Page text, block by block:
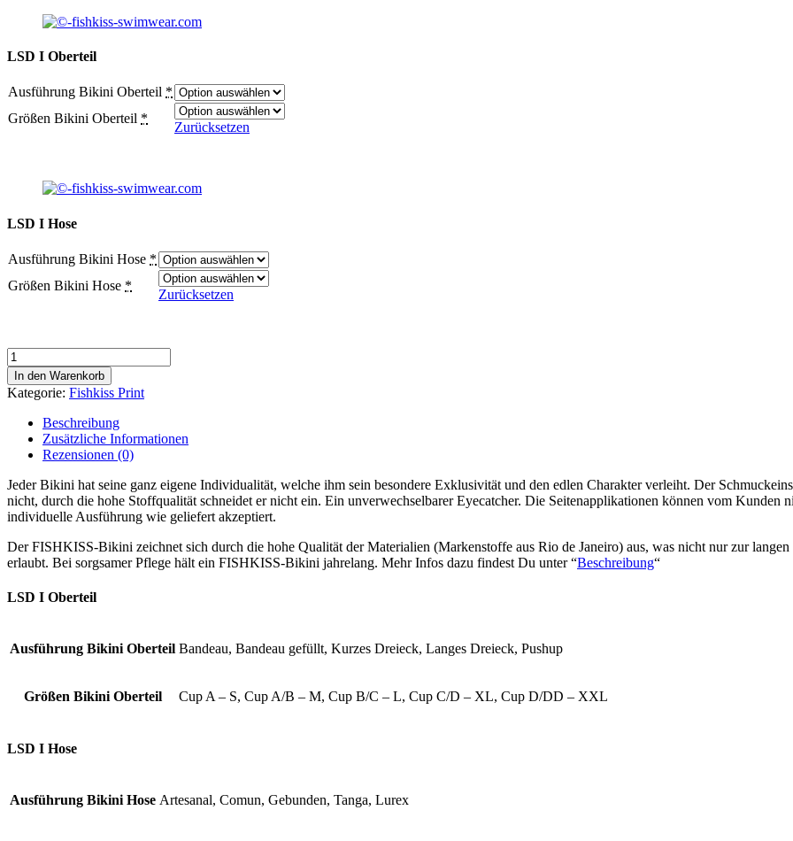
LSD I Oberteil
Ausführung Bikini Oberteil *
Größen Bikini Oberteil *
Zurücksetzen
LSD I Hose
Ausführung Bikini Hose *
Größen Bikini Hose *
Zurücksetzen
LSD
I
Bikini
Menge
In den Warenkorb
Kategorie: Fishkiss Print
Beschreibung
Zusätzliche Informationen
Rezensionen (0)
Jeder Bikini hat seine ganz eigene Individualität, welche ihm sein besondere Exklusivität und den edlen Charakter verleiht. Der
nicht, durch die hohe Stoffqualität schneidet er nicht ein. Ein unverwechselbarer Eyecatcher. Die Seitenapplikationen können vom
individuelle Ausführung wie geliefert akzeptiert.
Der FISHKISS-Bikini zeichnet sich durch die hohe Qualität der Materialien (Markenstoffe aus Rio de Janeiro) aus, was nicht nur zur
erlaubt. Bei sorgsamer Pflege hält ein FISHKISS-Bikini jahrelang. Mehr Infos dazu findest Du unter “Beschreibung“
LSD I Oberteil
Ausführung Bikini Oberteil Bandeau, Bandeau gefüllt, Kurzes Dreieck, Langes Dreieck, Pushup
Größen Bikini Oberteil Cup A – S, Cup A/B – M, Cup B/C – L, Cup C/D – XL, Cup D/DD – XXL
LSD I Hose
Ausführung Bikini Hose Artesanal, Comun, Gebunden, Tanga, Lurex